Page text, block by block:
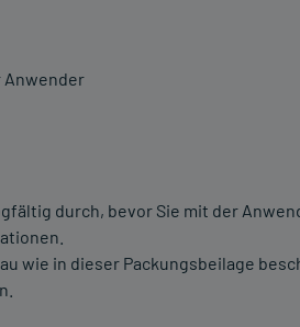
Anwender
durch, bevor Sie mit der
wie in dieser Packungsbeilage